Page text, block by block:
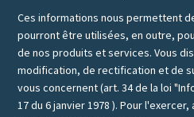
Ces informations nous permettent
pourront être utilisées, en outre,
de nos produits et services. Vous
modification, de rectification et de
vous concernent (art. 34 de la loi
17 du 6 janvier 1978 ). Pour